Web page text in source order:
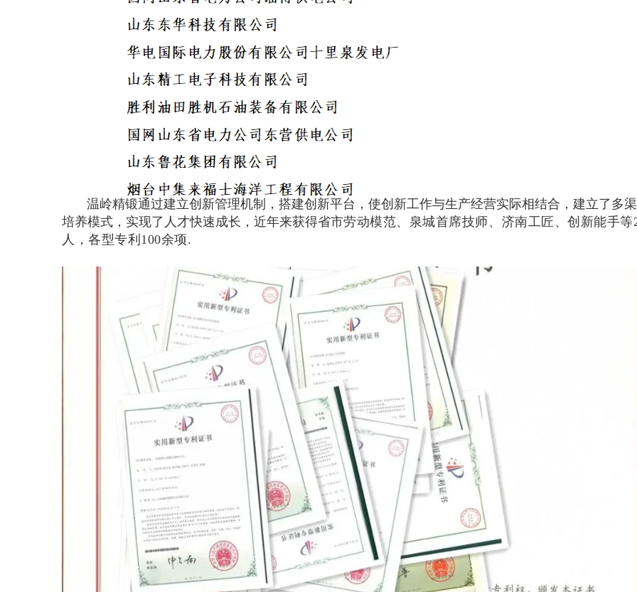
温岭精锻通过建立创新管理机制，搭建创新平台，使创新工作与生产经营实际相结合，建立了多
培养模式，实现了人才快速成长，近年来获得省市劳动模范、泉城首席技师、济南工匠、创新能手等
人，各型专利100余项.